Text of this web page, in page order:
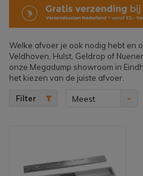
Welke afvoer je ook nodig hebt en
Veldhoven, Hulst, Geldrop of
onze Megadump showroom in
het kiezen van de juiste afvoer.
Filter
Meest